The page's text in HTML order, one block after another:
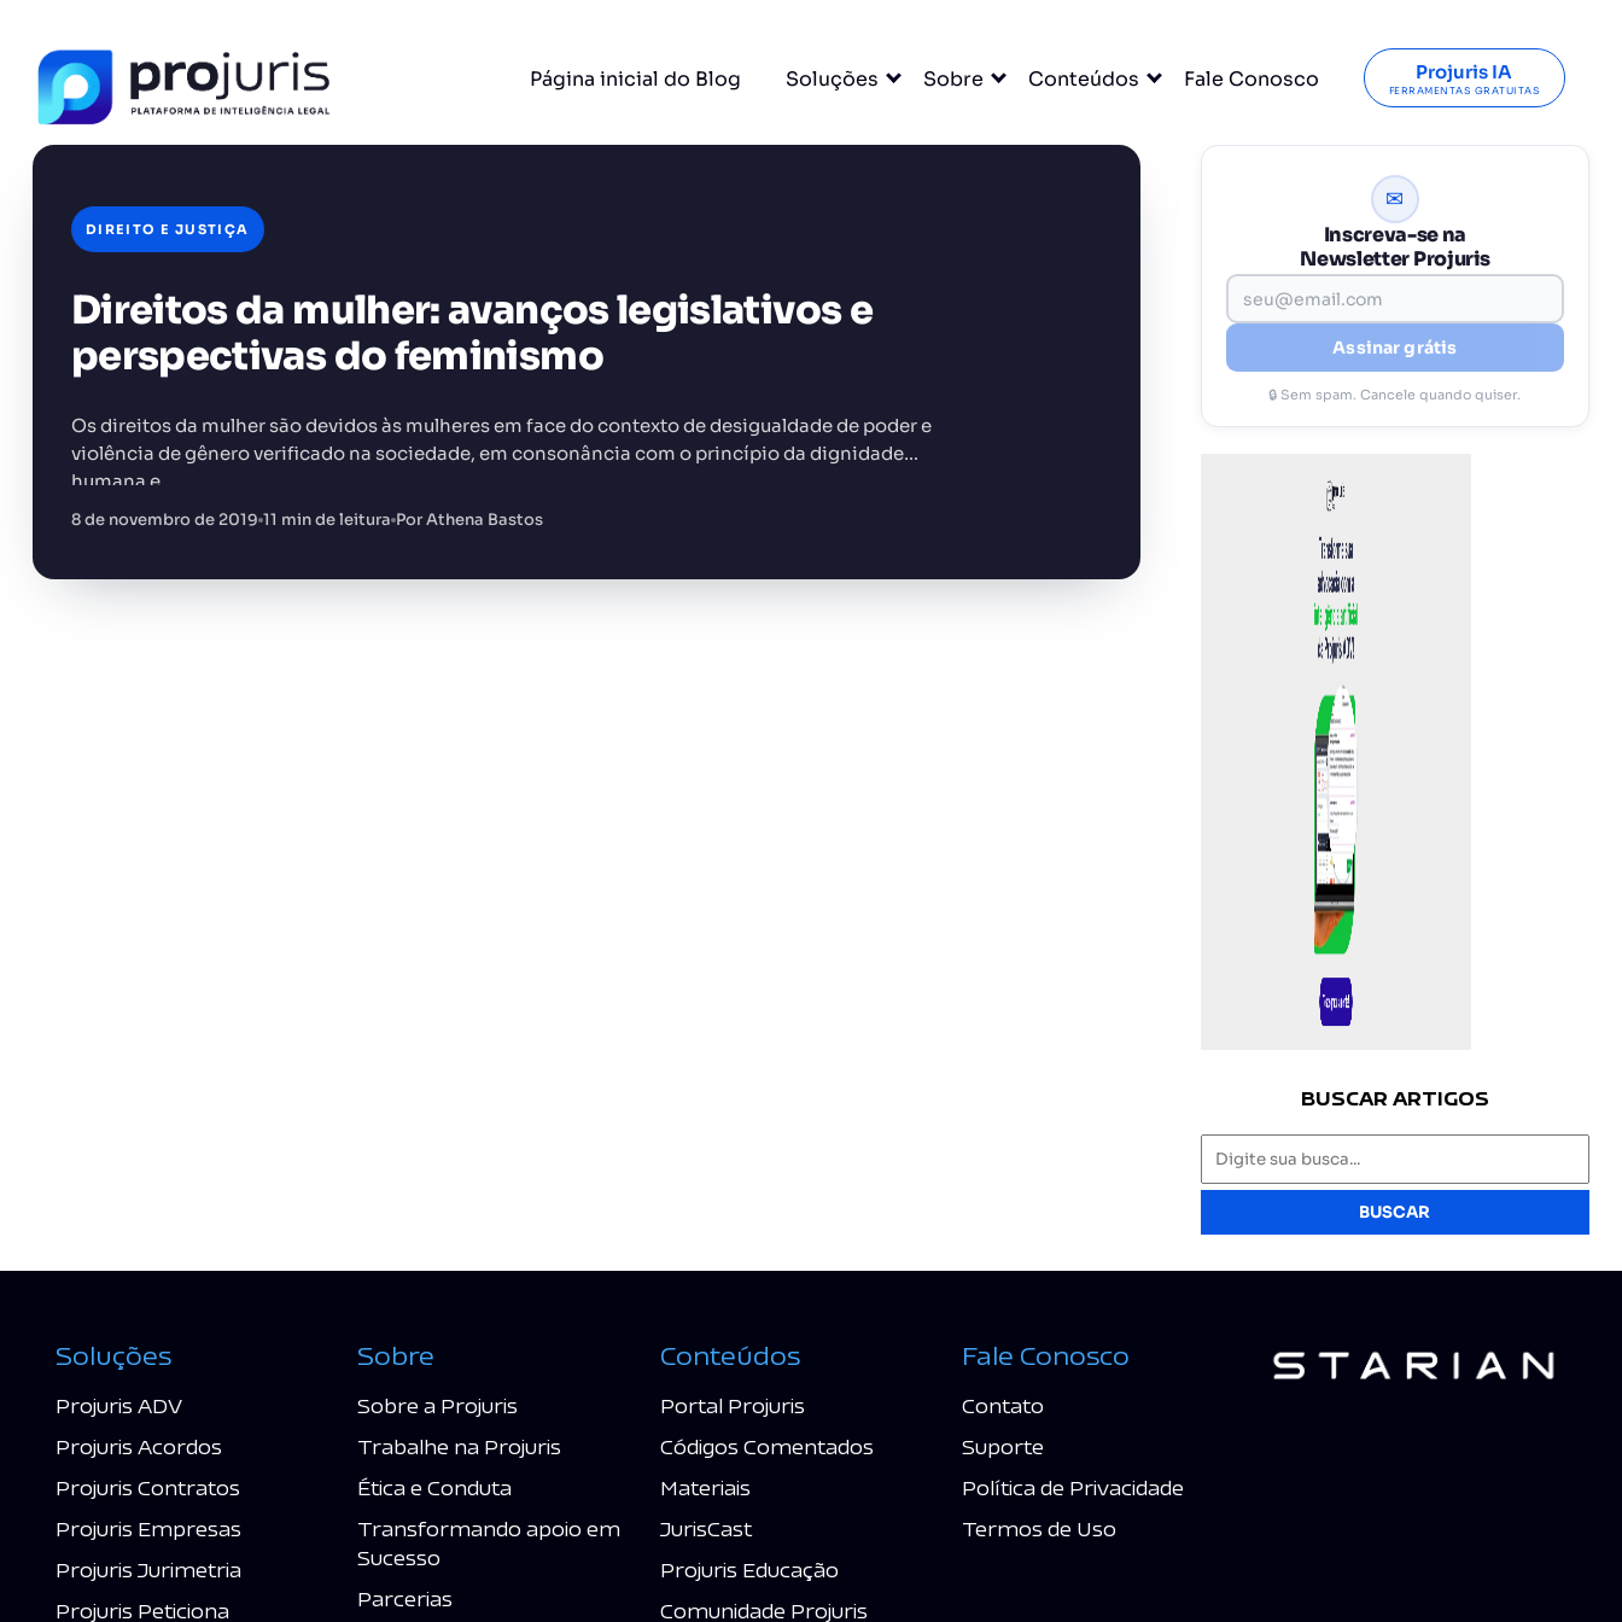
Página inicial do Blog Soluções Sobre Conteúdos Fale Conosco Projuris IA
FERRAMENTAS GRATUITAS
DIREITO E JUSTIÇA
Direitos da mulher: avanços legislativos e
perspectivas do feminismo
Os direitos da mulher são devidos às mulheres em face do contexto de desigualdade de poder e
violência de gênero verificado na sociedade, em consonância com o princípio da dignidade
humana e…
8 de novembro de 2019 11 min de leitura Por Athena Bastos
✉
Inscreva-se na
Newsletter Projuris
Assinar grátis
🔒 Sem spam. Cancele quando quiser.
BUSCAR ARTIGOS
BUSCAR
Soluções
Projuris ADV
Projuris Acordos
Projuris Contratos
Projuris Empresas
Projuris Jurimetria
Projuris Peticiona
Sobre
Sobre a Projuris
Trabalhe na Projuris
Ética e Conduta
Transformando apoio em
Sucesso
Parcerias
Conteúdos
Portal Projuris
Códigos Comentados
Materiais
JurisCast
Projuris Educação
Comunidade Projuris
Fale Conosco
Contato
Suporte
Política de Privacidade
Termos de Uso
FERRAMENTA RECOMENDADA PARA ESTE CONTEÚDO
Tabela de Honorários da OAB